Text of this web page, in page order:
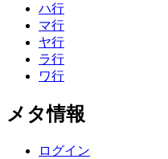
ハ行
マ行
ヤ行
ラ行
ワ行
メタ情報
ログイン